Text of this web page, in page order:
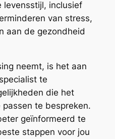
levensstijl, inclusief
van stress,
aan de gezondheid
neemt, is het aan
te
die het
te bespreken.
geïnformeerd te
stappen voor jou